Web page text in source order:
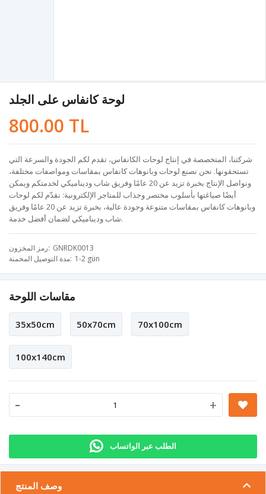
لوحة كانفاس على الجلد
800.00 TL
شركتنا، المتخصصة في إنتاج لوحات الكانفاس، تقدم لكم الجودة والسرعة التي
تستحقونها. نحن نصنع لوحات وبانوهات كانفاس بمقاسات ومواصفات مختلفة،
ونواصل الإنتاج بخبرة تزيد عن 20 عامًا وفريق شاب وديناميكي لخدمتكم ويمكن
أيضًا صياغتها بأسلوب مختصر وجذاب للمتاجر الإلكترونية: نقدّم لكم لوحات
وبانوهات كانفاس بمقاسات متنوعة وجودة عالية، بخبرة تزيد عن 20 عامًا وفريق
شاب وديناميكي لضمان أفضل خدمة.
رمز المخزون GNRDK0013
مدة التوصيل المخمنة 1-2 gün
مقاسات اللوحة
35x50cm 50x70cm 70x100cm
100x140cm
- +
الطلب عبر الواتساب
وصف المنتج